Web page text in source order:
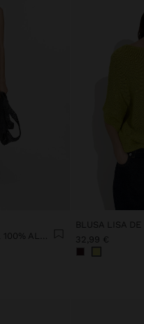
TOP DE CROCHÉ FLORAL 100% ALGODÓN
BLUSA LISA DE
32,99 €